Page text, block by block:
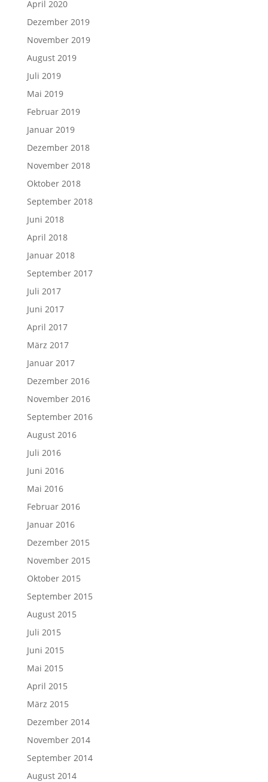
April 2020
Dezember 2019
November 2019
August 2019
Juli 2019
Mai 2019
Februar 2019
Januar 2019
Dezember 2018
November 2018
Oktober 2018
September 2018
Juni 2018
April 2018
Januar 2018
September 2017
Juli 2017
Juni 2017
April 2017
März 2017
Januar 2017
Dezember 2016
November 2016
September 2016
August 2016
Juli 2016
Juni 2016
Mai 2016
Februar 2016
Januar 2016
Dezember 2015
November 2015
Oktober 2015
September 2015
August 2015
Juli 2015
Juni 2015
Mai 2015
April 2015
März 2015
Dezember 2014
November 2014
September 2014
August 2014